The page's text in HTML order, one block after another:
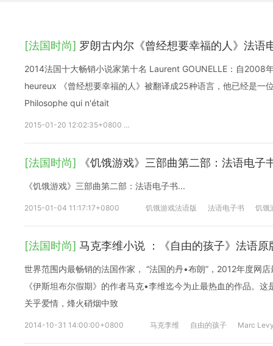
[法国时尚] 罗朗古内尔《曾经想要幸福的人》法语
2014法国十大畅销小说家第十名 Laurent GOUNELLE：自2008
heureux 《曾经想要幸福的人》被翻译成25种语言，他已经是一
Philosophe qui n'était
2015-01-20 12:02:35+0800
[法国时尚] 《饥饿游戏》三部曲第二部：法语电子
《饥饿游戏》三部曲第二部：法语电子书...
2015-01-04 11:17:17+0800 饥饿游戏法语版 法语电子书 饥饿
[法国时尚] 马克李维小说 ：《自由的孩子》法语原
世界范围内最畅销的法国作家， “法国的丹•布朗”，2012年度网
《伊斯坦布尔假期》的作者马克•李维迄今为止最热血的作品。
关乎爱情，烽火硝烟中致
2014-10-31 14:00:00+0800 马克李维 自由的孩子 Marc